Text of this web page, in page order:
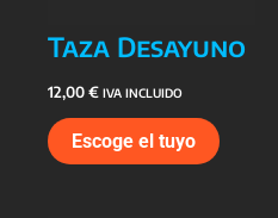
Taza Desayuno
12,00€ IVA INCLUIDO
Escoge el tuyo